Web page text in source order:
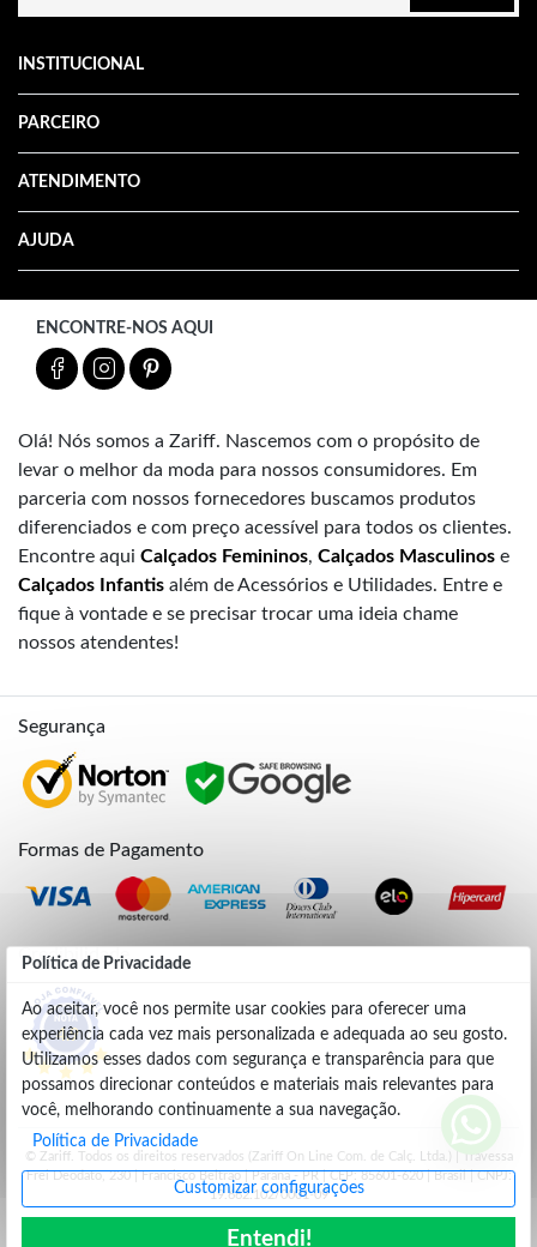
Política de Privacidade
Ao aceitar, você nos permite usar cookies para oferecer uma
experiência cada vez mais personalizada e adequada ao seu gosto.
Utilizamos esses dados com segurança e transparência para que
possamos direcionar conteúdos e materiais mais relevantes para
você, melhorando continuamente a sua navegação.
Política de Privacidade
Customizar configurações
Entendi!
INSTITUCIONAL
PARCEIRO
ATENDIMENTO
AJUDA
ENCONTRE-NOS AQUI
Olá! Nós somos a Zariff. Nascemos com o propósito de
levar o melhor da moda para nossos consumidores. Em
parceria com nossos fornecedores buscamos produtos
diferenciados e com preço acessível para todos os clientes.
Encontre aqui Calçados Femininos, Calçados Masculinos e
Calçados Infantis além de Acessórios e Utilidades. Entre e
fique à vontade e se precisar trocar uma ideia chame
nossos atendentes!
Segurança
Formas de Pagamento
Credibilidade
4.9
© Zariff. Todos os direitos reservados (Zariff On Line Com. de Calç. Ltda.) | Travessa
Frei Deodato, 230 | Francisco Beltrão | Parana - PR | CEP: 85601-620 | Brasil | CNPJ:
19.662.102/0001-09